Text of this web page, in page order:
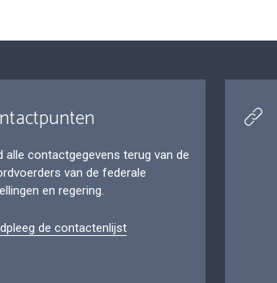
alle contactgegevens terug van de
van de federale
en regering.
de contactenlijst